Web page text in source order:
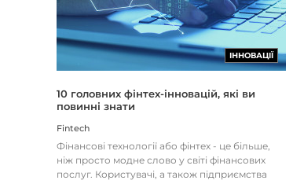
ІННОВАЦІЇ
10 головних фінтех-інновацій, які ви
повинні знати
Fintech
Фінансові технології або фінтех - це більше,
ніж просто модне слово у світі фінансових
послуг. Користувачі, а також підприємства